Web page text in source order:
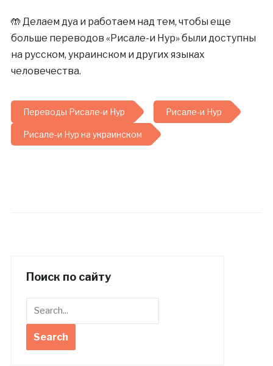
🤲 Делаем дуа и работаем над тем, чтобы еще
больше переводов «Рисале-и Нур» были доступны
на русском, украинском и других языках
человечества.
Переводы Рисале-и Нур Рисале-и Нур
Рисале-и Нур на украинском
Поиск по сайту